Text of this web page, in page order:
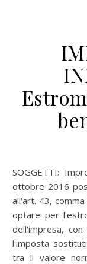
SOGGETTI:
ottobre 2016
all'art. 43,
optare per
dell'impresa,
l'imposta
tra il valore